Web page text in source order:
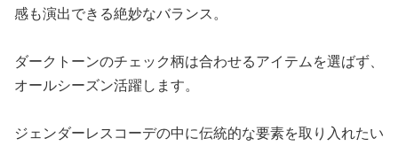
感も演出できる絶妙なバランス。
ダークトーンのチェック柄は合わせるアイテムを選ばず、
オールシーズン活躍します。
ジェンダーレスコーデの中に伝統的な要素を取り入れたい